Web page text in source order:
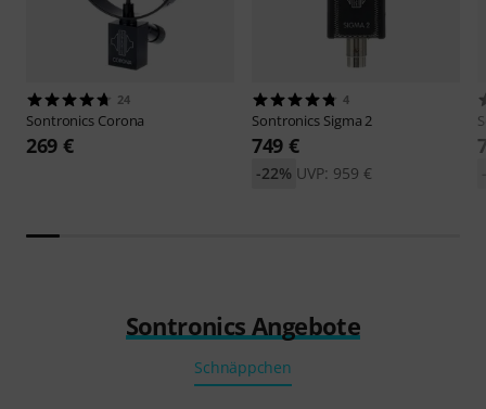
24
Sontronics Corona
269 €
4
Sontronics Sigma 2
749 €
UVP: 959 €
-22%
Sontronics Angebote
Schnäppchen